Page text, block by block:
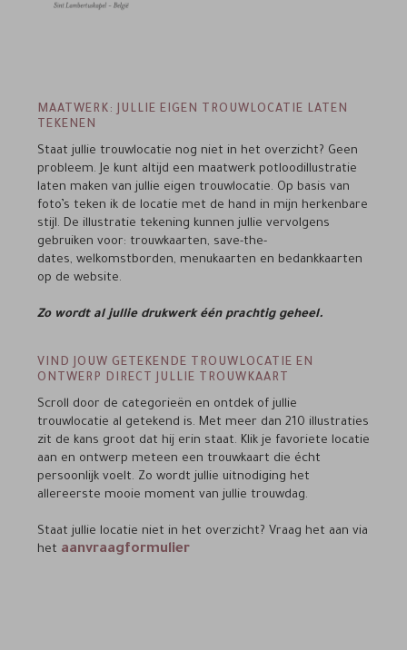
MAATWERK: JULLIE EIGEN TROUWLOCATIE LATEN
TEKENEN
Staat jullie trouwlocatie nog niet in het overzicht? Geen
probleem. Je kunt altijd een maatwerk potloodillustratie
laten maken van jullie eigen trouwlocatie. Op basis van
foto’s teken ik de locatie met de hand in mijn herkenbare
stijl. De illustratie tekening kunnen jullie vervolgens
gebruiken voor: trouwkaarten, save-the-
dates, welkomstborden, menukaarten en bedankkaarten
op de website.
Zo wordt al jullie drukwerk één prachtig geheel.
VIND JOUW GETEKENDE TROUWLOCATIE EN
ONTWERP DIRECT JULLIE TROUWKAART
Scroll door de categorieën en ontdek of jullie
trouwlocatie al getekend is. Met meer dan 210 illustraties
zit de kans groot dat hij erin staat. Klik je favoriete locatie
aan en ontwerp meteen een trouwkaart die écht
persoonlijk voelt. Zo wordt jullie uitnodiging het
allereerste mooie moment van jullie trouwdag.
Staat jullie locatie niet in het overzicht? Vraag het aan via
het aanvraagformulier